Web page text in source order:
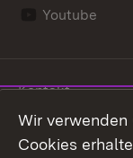
Youtube
Kontakt
Wir verwenden
Cookies